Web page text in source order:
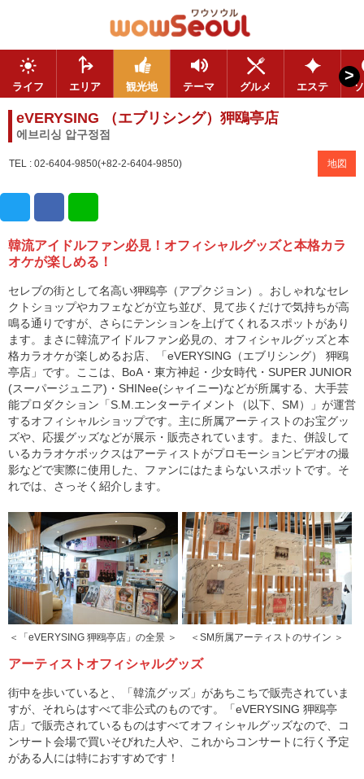
ライフ エリア 観光地 テーマ グルメ エステ
>
eVERYSING （エブリシング）狎鴎亭店
에브리싱 압구정점
TEL : 02-6404-9850(+82-2-6404-9850) 地図
韓流アイドルファン必見！オフィシャルグッズと本格カラ
オケが楽しめる！
セレブの街として名高い狎鴎亭（アプクジョン）。おしゃれなセレ
クトショップやカフェなどが立ち並び、見て歩くだけで気持ちが高
鳴る通りですが、さらにテンションを上げてくれるスポットがあり
ます。まさに韓流アイドルファン必見の、オフィシャルグッズと本
格カラオケが楽しめるお店、「eVERYSING（エブリシング） 狎鴎
亭店」です。ここは、BoA・東方神起・少女時代・SUPER JUNIOR
(スーパージュニア)・SHINee(シャイニー)などが所属する、大手芸
能プロダクション「S.M.エンターテイメント（以下、SM）」が運営
するオフィシャルショップです。主に所属アーティストのお宝グッ
ズや、応援グッズなどが展示・販売されています。また、併設して
いるカラオケボックスはアーティストがプロモーションビデオの撮
影などで実際に使用した、ファンにはたまらないスポットです。そ
れでは、さっそく紹介します。
＜「eVERYSING 狎鴎亭店」の全景 ＞ ＜SM所属アーティストのサイン ＞
アーティストオフィシャルグッズ
街中を歩いていると、「韓流グッズ」があちこちで販売されていま
すが、それらはすべて非公式のものです。「eVERYSING 狎鴎亭
店」で販売されているものはすべてオフィシャルグッズなので、コ
ンサート会場で買いそびれた人や、これからコンサートに行く予定
がある人には特におすすめです！